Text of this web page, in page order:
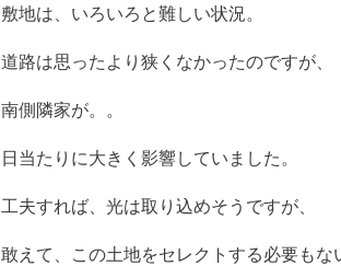
敷地は、いろいろと難しい状況。
道路は思ったより狭くなかったのですが、
南側隣家が。。
日当たりに大きく影響していました。
工夫すれば、光は取り込めそうですが、
敢えて、この土地をセレクトする必要もな